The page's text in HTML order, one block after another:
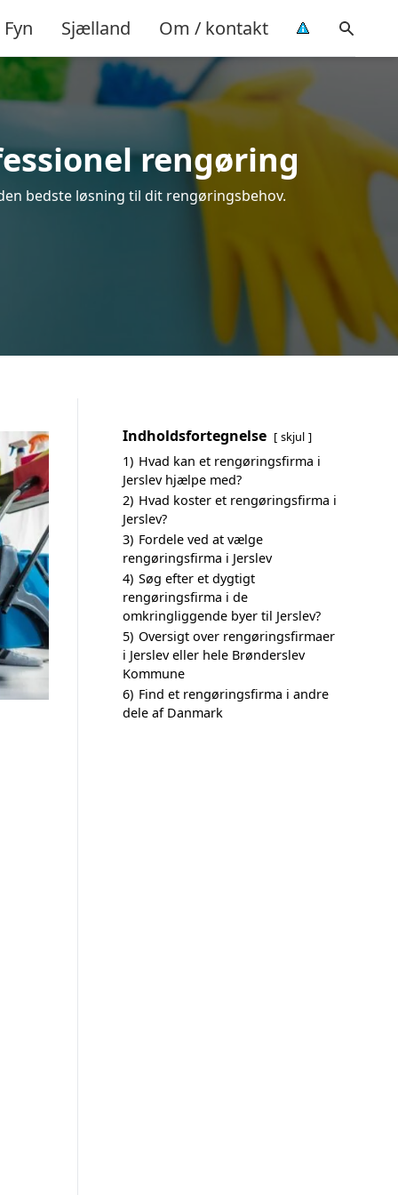
Fyn Sjælland Om / kontakt
rengøring
bedste løsning til dit rengøringsbehov.
Indholdsfortegnelse skjul
1) Hvad kan et rengøringsfirma i
Jerslev hjælpe med?
2) Hvad koster et rengøringsfirma i
Jerslev?
3) Fordele ved at vælge
rengøringsfirma i Jerslev
4) Søg efter et dygtigt
rengøringsfirma i de
omkringliggende byer til Jerslev?
5) Oversigt over rengøringsfirmaer
i Jerslev eller hele Brønderslev
Kommune
6) Find et rengøringsfirma i andre
dele af Danmark